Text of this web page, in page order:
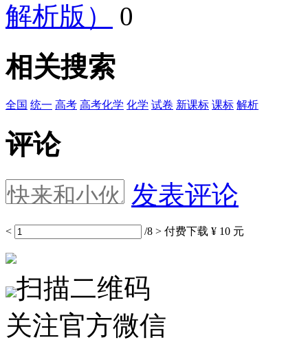
解析版）
0
相关搜索
全国 统一 高考 高考化学 化学 试卷 新课标 课标 解析
评论
发表评论
< /8 > 付费下载 ¥ 10 元
扫描二维码
关注官方微信